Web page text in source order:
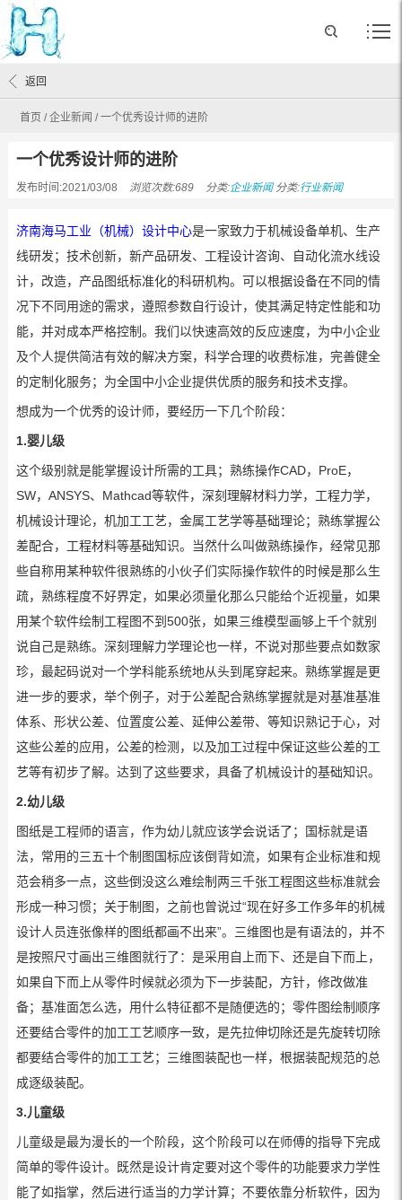
首页 /企业新闻 /一个优秀设计师的进阶
返回
一个优秀设计师的进阶
发布时间:2021/03/08 浏览次数:689 分类:企业新闻分类:行业新闻
济南海马工业（机械）设计中心是一家致力于机械设备单机、生产
线研发；技术创新，新产品研发、工程设计咨询、自动化流水线设
计，改造，产品图纸标准化的科研机构。可以根据设备在不同的情
况下不同用途的需求，遵照参数自行设计，使其满足特定性能和功
能，并对成本严格控制。我们以快速高效的反应速度，为中小企业
及个人提供简洁有效的解决方案，科学合理的收费标准，完善健全
的定制化服务；为全国中小企业提供优质的服务和技术支撑。
想成为一个优秀的设计师，要经历一下几个阶段：
1.婴儿级
这个级别就是能掌握设计所需的工具；熟练操作CAD，ProE，
SW，ANSYS、Mathcad等软件，深刻理解材料力学，工程力学，
机械设计理论，机加工工艺，金属工艺学等基础理论；熟练掌握公
差配合，工程材料等基础知识。当然什么叫做熟练操作，经常见那
些自称用某种软件很熟练的小伙子们实际操作软件的时候是那么生
疏，熟练程度不好界定，如果必须量化那么只能给个近视量，如果
用某个软件绘制工程图不到500张，如果三维模型画够上千个就别
说自己是熟练。深刻理解力学理论也一样，不说对那些要点如数家
珍，最起码说对一个学科能系统地从头到尾穿起来。熟练掌握是更
进一步的要求，举个例子，对于公差配合熟练掌握就是对基准基准
体系、形状公差、位置度公差、延伸公差带、等知识熟记于心，对
这些公差的应用，公差的检测，以及加工过程中保证这些公差的工
艺等有初步了解。达到了这些要求，具备了机械设计的基础知识。
2.幼儿级
图纸是工程师的语言，作为幼儿就应该学会说话了；国标就是语
法，常用的三五十个制图国标应该倒背如流，如果有企业标准和规
范会稍多一点，这些倒没这么难绘制两三千张工程图这些标准就会
形成一种习惯；关于制图，之前也曾说过“现在好多工作多年的机械
设计人员连张像样的图纸都画不出来”。三维图也是有语法的，并不
是按照尺寸画出三维图就行了：是采用自上而下、还是自下而上，
如果自下而上从零件时候就必须为下一步装配，方针，修改做准
备；基准面怎么选，用什么特征都不是随便选的；零件图绘制顺序
还要结合零件的加工工艺顺序一致，是先拉伸切除还是先旋转切除
都要结合零件的加工工艺；三维图装配也一样，根据装配规范的总
成逐级装配。
3.儿童级
儿童级是最为漫长的一个阶段，这个阶段可以在师傅的指导下完成
简单的零件设计。既然是设计肯定要对这个零件的功能要求力学性
能了如指掌，然后进行适当的力学计算；不要依靠分析软件，因为